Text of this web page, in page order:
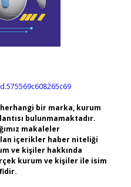
bir marka, kurum
bulunmamaktadır.
makaleler
içerikler haber niteliği
ve kişiler hakkında
kurum ve kişiler ile isim